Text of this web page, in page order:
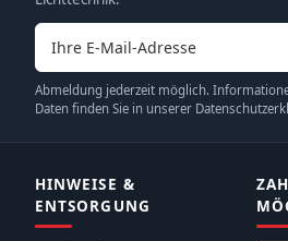
E-Mail-Adresse
Abmeldung jederzeit möglich.
Daten finden Sie in unserer
HINWEISE &
ENTSORGUNG